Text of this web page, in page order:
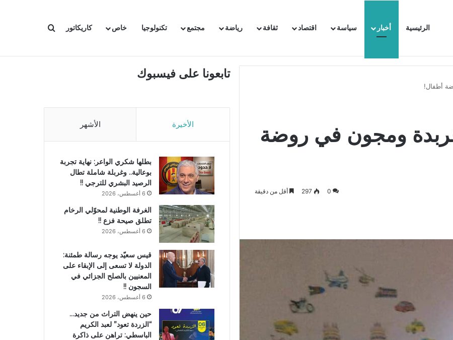
الرئيسية أخبار سياسة اقتصاد ثقافة رياضة مجتمع تكنولوجيا خاص كاريكاتور بحث عن
الفرنسية بتونس وتبلغها احتجاجا شديد اللهجة !!
أطفال!
ومجون في روضة
0
297 أقل من دقيقة
تابعونا على فيسبوك
الأخيرة الأشهر
بطلها شكري الواعر: نهاية تجربة
بوعالية.. وغربلة شاملة تطال
الرصيد البشري للترجي !!
6 أغسطس، 2026
الغرفة الوطنية لمحوّلي الرخام
تطلق صيحة فزع !!
6 أغسطس، 2026
قيس سعيّد يوجه رسالة طمئنة:
الدولة لا تسعى إلى الإبقاء على
المعنيين بالصلح الجزائي في
السجون !!
6 أغسطس، 2026
حين ينهض التراث من جديد…
“الزردة تعود” لعبد الكريم
الباسطي: تراهن على ذاكرة